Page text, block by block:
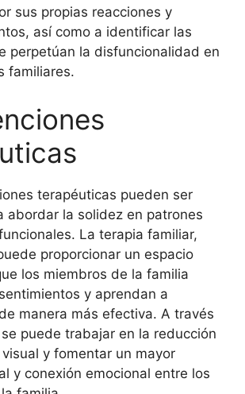
sus propias reacciones y
así como a identificar las
perpetúan la disfuncionalidad en
familiares.
terapéuticas pueden ser
abordar la solidez en patrones
La terapia familiar,
proporcionar un espacio
los miembros de la familia
y aprendan a
manera más efectiva. A través
puede trabajar en la reducción
y fomentar un mayor
y conexión emocional entre los